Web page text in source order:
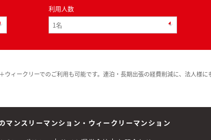
利用人数
ィークリーでのご利用も可能です。連泊・長期出張の経費削減に、法人様に
マンスリーマンション・ウィークリーマンション